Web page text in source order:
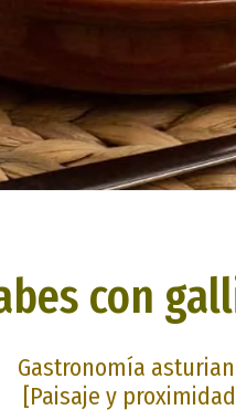
con
Gastronomía
[Paisaje y